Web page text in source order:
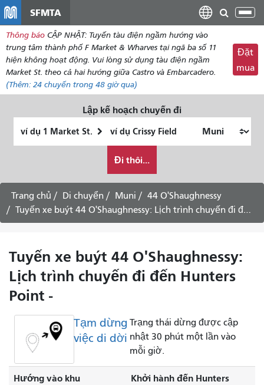
dung
SFMTA
Thông báo CẬP NHẬT: Tuyến tàu điện ngầm hướng vào
trung tâm thành phố F Market & Wharves tại ngã ba số 11
hiện không hoạt động. Vui lòng sử dụng tàu điện ngầm
Market St. theo cả hai hướng giữa Castro và Embarcadero.
(Thêm: 24 chuyến trong 48 giờ qua)
Đặt
mua
Lập kế hoạch chuyến đi
thúc
muốn
đi
du
lịch
như
nào
Đi thôi...
Trang chủ Di chuyển Muni
44 O'Shaughnessy
Tuyến xe buýt 44 O'Shaughnessy: Lịch trình chuyến đi đến Hunters Point -
Tuyến xe buýt 44 O'Shaughnessy:
Lịch trình chuyến đi đến Hunters
Point -
Tạm dừng
việc di dời
Trạng thái dừng được cập
nhật 30 phút một lần vào
mỗi giờ.
Hướng vào khu
Khởi hành đến Hunters